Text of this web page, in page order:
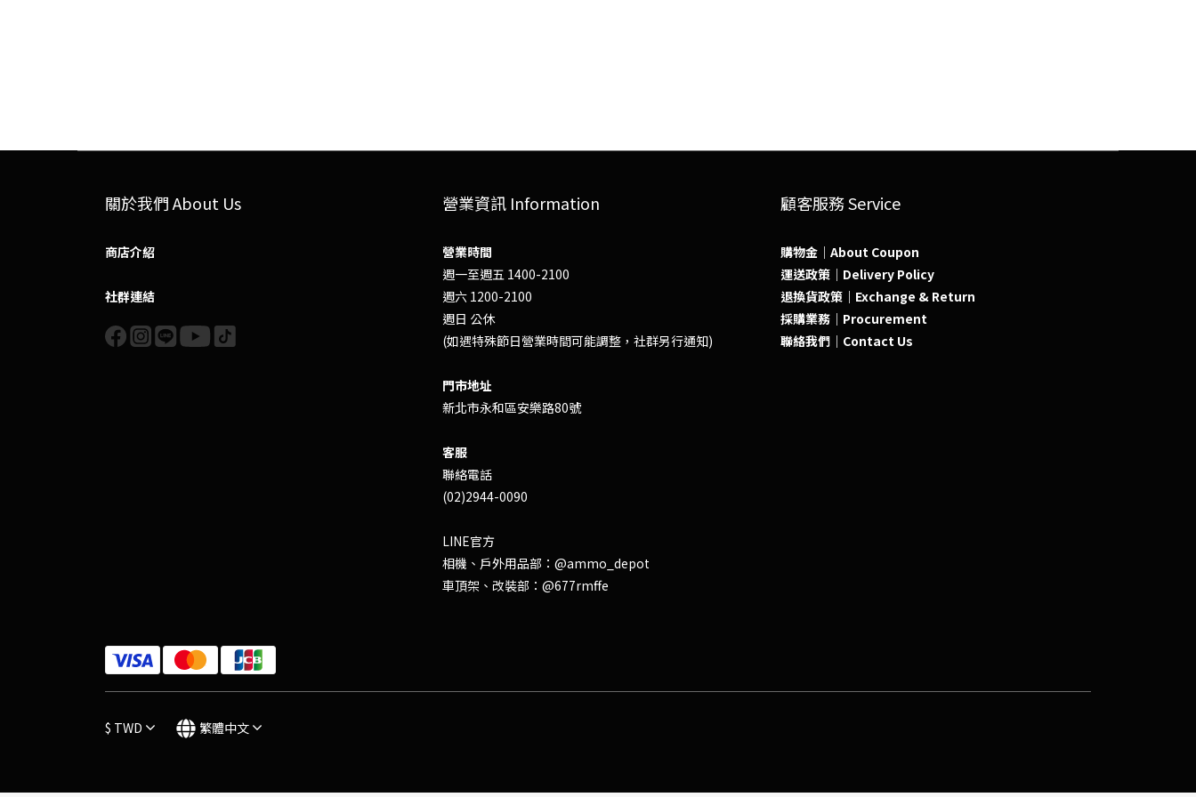
關於我們 About Us
商店介紹
社群連結
營業資訊 Information
營業時間
週一至週五 1400-2100
週六 1200-2100
週日 公休
(如遇特殊節日營業時間可能調整，社群另行通知)
門市地址
新北市永和區安樂路80號
客服
聯絡電話
(02)2944-0090
LINE官方
相機、戶外用品部：@ammo_depot
車頂架、改裝部：@677rmffe
顧客服務 Service
購物金｜About Coupon
運送政策｜Delivery Policy
退換貨政策｜Exchange & Return
採購業務｜Procurement
聯絡我們｜Contact Us
$ TWD 繁體中文